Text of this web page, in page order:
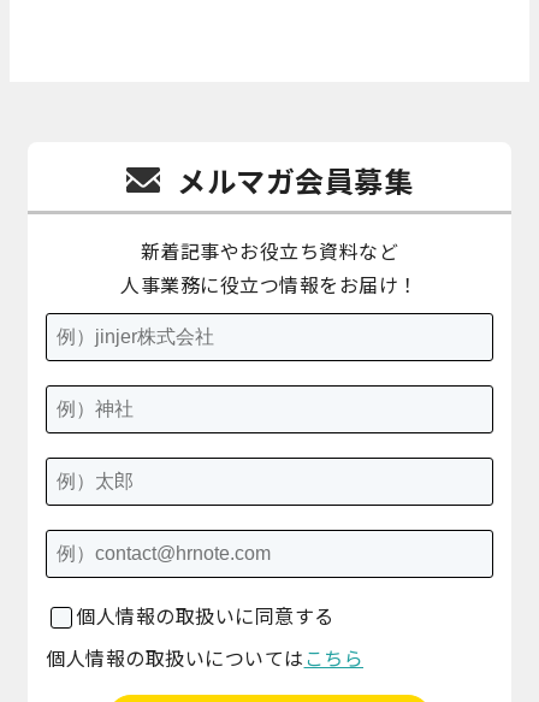
メルマガ会員募集
新着記事やお役立ち資料など
人事業務に役立つ情報をお届け！
個人情報の取扱いに同意する
個人情報の取扱いについては こちら